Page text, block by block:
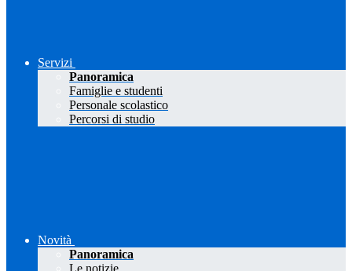
Servizi
Panoramica
Famiglie e studenti
Personale scolastico
Percorsi di studio
Novità
Panoramica